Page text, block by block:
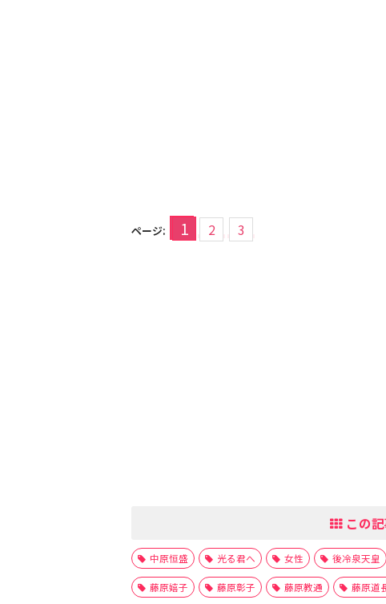
ページ: 1 2 3
この
中原恒盛 光る君へ 女性 後冷泉天皇
藤原嬉子 藤原彰子 藤原教通 藤原道